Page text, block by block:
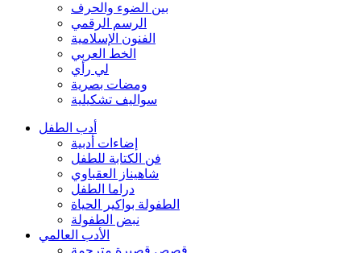
بين الضوء والحرف
الرسم الرقمي
الفنون الإسلامية
الخط العربي
لي رأي
ومضات بصرية
سواليف تشكيلية
أدب الطفل
إضاءات أدبية
فن الكتابة للطفل
شاهيناز العقباوي
دراما الطفل
الطفولة بواكير الحياة
نبض الطفولة
الأدب العالمي
قصص قصيرة مترجمة